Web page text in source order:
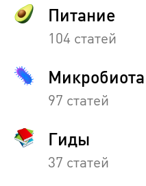
Питание
104 статей
Микробиота
97 статей
Гиды
37 статей